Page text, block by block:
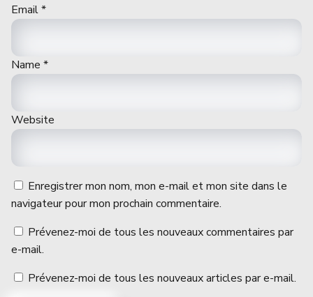
Email*
Name *
Website
Enregistrer mon nom, mon e-mail et mon site dans le
navigateur pour mon prochain commentaire.
Prévenez-moi de tous les nouveaux commentaires par
e-mail.
Prévenez-moi de tous les nouveaux articles par e-mail.